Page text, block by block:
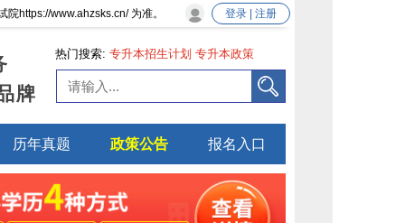
https://www.ahzsks.cn/ 为准。 登录 | 注册
牌
热门搜索: 专升本招生计划 专升本政策
历年真题 政策公告 报名入口